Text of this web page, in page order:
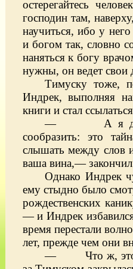
остерегайтесь
господин там,
научиться, ибо у
и богом так, словно
наняться к богу
нужны, он ведет свои
Тимуску тоже,
Индрек, выполняя
книги и стал
— А я думал,
сообразить: это
слышать между слов
ваша вина,—
Однако Индрек
ему стыдно было
рождественских
— и Индрек
время перестали
лет, прежде чем они
— Что ж, это